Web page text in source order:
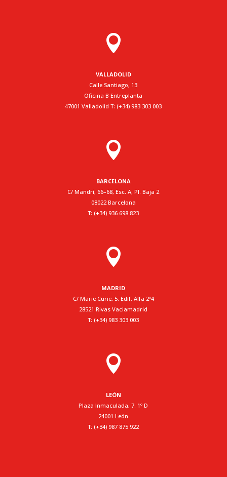

VALLADOLID
Calle Santiago, 13
Oficina B Entreplanta
47001 Valladolid T: (+34) 983 303 003

BARCELONA
C/ Mandri, 66–68, Esc. A, Pl. Baja 2
08022 Barcelona
T: (+34) 936 698 823

MADRID
C/ Marie Curie, 5. Edif. Alfa 2º4
28521 Rivas Vaciamadrid
T: (+34) 983 303 003

LEÓN
Plaza Inmaculada, 7. 1º D
24001 León
T: (+34) 987 875 922